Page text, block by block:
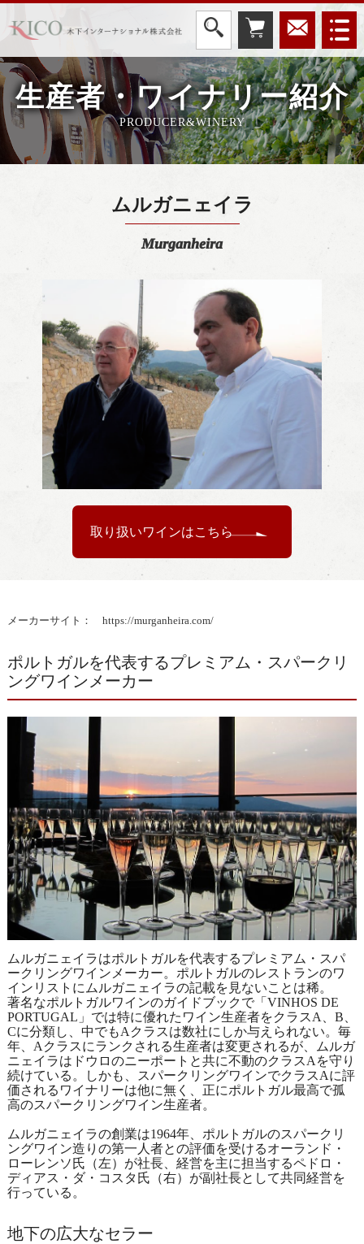
生産者・ワイナリー紹介
PRODUCER&WINERY
ムルガニェイラ
Murganheira
取り扱いワインはこちら
メーカーサイト： https://murganheira.com/
ポルトガルを代表するプレミアム・スパークリ
ングワインメーカー
ムルガニェイラはポルトガルを代表するプレミアム・スパ
ークリングワインメーカー。ポルトガルのレストランのワ
インリストにムルガニェイラの記載を見ないことは稀。
著名なポルトガルワインのガイドブックで「VINHOS DE
PORTUGAL」では特に優れたワイン生産者をクラスA、B、
Cに分類し、中でもAクラスは数社にしか与えられない。毎
年、Aクラスにランクされる生産者は変更されるが、ムルガ
ニェイラはドウロのニーポートと共に不動のクラスAを守り
続けている。しかも、スパークリングワインでクラスAに評
価されるワイナリーは他に無く、正にポルトガル最高で孤
高のスパークリングワイン生産者。
ムルガニェイラの創業は1964年、ポルトガルのスパークリ
ングワイン造りの第一人者との評価を受けるオーランド・
ローレンソ氏（左）が社長、経営を主に担当するペドロ・
ディアス・ダ・コスタ氏（右）が副社長として共同経営を
行っている。
地下の広大なセラー